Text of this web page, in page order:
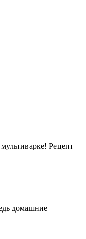
Рецепт
домашние